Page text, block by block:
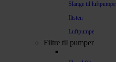
Slange til luftpumpe
Iltsten
Luftpumpe
Filtre til pumper